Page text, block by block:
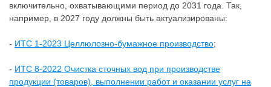
включительно, охватывающими период до 2031 года. Так,
например, в 2027 году должны быть актуализированы:
- ИТС 1-2023 Целлюлозно-бумажное производство;
- ИТС 8-2022 Очистка сточных вод при производстве
продукции (товаров), выполнении работ и оказании услуг на